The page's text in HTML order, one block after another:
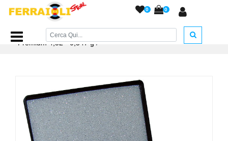
0 0
Home Page/PIOMBINI/Piombini JSB cal. 4,5/JSB Exact
Premium 4,52 - 0,547 g/